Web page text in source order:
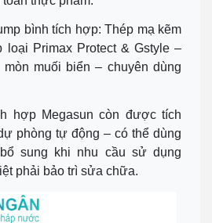
bình tích hợp: Thép mạ kẽm
Primax Protect & Gstyle –
muối biển – chuyên dùng
hợp Megasun còn được tích
phòng tự động – có thể dùng
sung khi nhu cầu sử dụng
phải bảo trì sửa chữa.